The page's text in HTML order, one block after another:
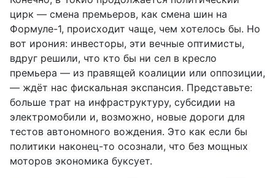
цирк — смена премьеров, как смена шин на
Формуле-1, происходит чаще, чем хотелось бы. Но
вот ирония: инвесторы, эти вечные оптимисты,
вдруг решили, что кто бы ни сел в кресло
премьера — из правящей коалиции или оппозиции,
— ждёт нас фискальная экспансия. Представьте:
больше трат на инфраструктуру, субсидии на
электромобили и, возможно, новые дороги для
тестов автономного вождения. Это как если бы
политики наконец-то осознали, что без мощных
моторов экономика буксует.